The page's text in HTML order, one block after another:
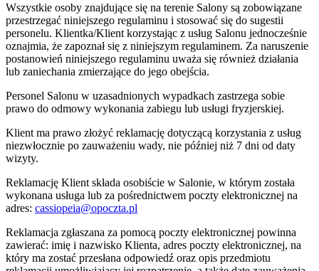
Wszystkie osoby znajdujące się na terenie Salony są zobowiązane
przestrzegać niniejszego regulaminu i stosować się do sugestii
personelu. Klientka/Klient korzystając z usług Salonu jednocześnie
oznajmia, że zapoznał się z niniejszym regulaminem. Za naruszenie
postanowień niniejszego regulaminu uważa się również działania
lub zaniechania zmierzające do jego obejścia.
Personel Salonu w uzasadnionych wypadkach zastrzega sobie
prawo do odmowy wykonania zabiegu lub usługi fryzjerskiej.
Klient ma prawo złożyć reklamację dotyczącą korzystania z usług
niezwłocznie po zauważeniu wady, nie później niż 7 dni od daty
wizyty.
Reklamację Klient składa osobiście w Salonie, w którym została
wykonana usługa lub za pośrednictwem poczty elektronicznej na
adres: cassiopeia@opoczta.pl
Reklamacja zgłaszana za pomocą poczty elektronicznej powinna
zawierać: imię i nazwisko Klienta, adres poczty elektronicznej, na
który ma zostać przesłana odpowiedź oraz opis przedmiotu